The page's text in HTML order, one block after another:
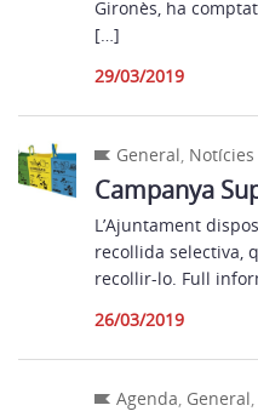
Gironès, ha
[…]
29/03/2019
General, Notícies
Campanya
L’Ajuntament
recollida selectiva,
recollir-lo. Full
26/03/2019
Agenda, General,